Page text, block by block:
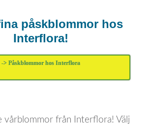
påskblommor hos
Interflora!
-> Påskblommor hos Interflora
vårblommor från Interflora! Välj